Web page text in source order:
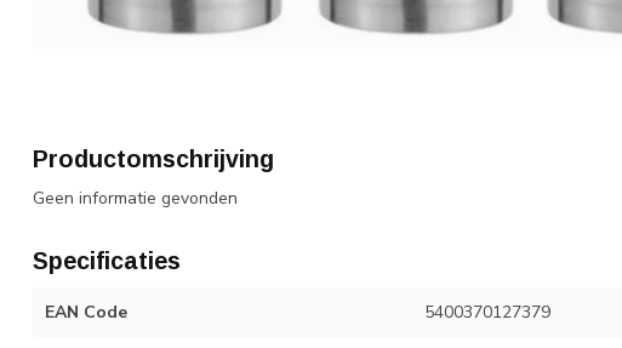
Productomschrijving
Geen informatie gevonden
Specificaties
EAN Code 5400370127379